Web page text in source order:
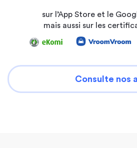
sur l’App Store et le
mais aussi sur les
Consulte nos